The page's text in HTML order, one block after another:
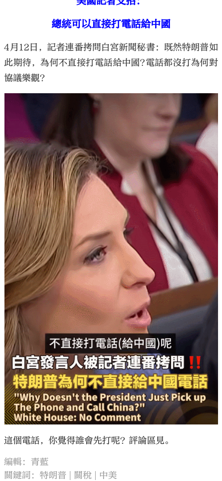
總統可以直接打電話給中國
4月12日，記者連番拷問白宮新聞秘書：既然特朗普如
此期待，為何不直接打電話給中國?電話都沒打為何對
協議樂觀?
這個電話，你覺得誰會先打呢？評論區見。
編輯：青藍
關鍵詞：特朗普 關稅 中美